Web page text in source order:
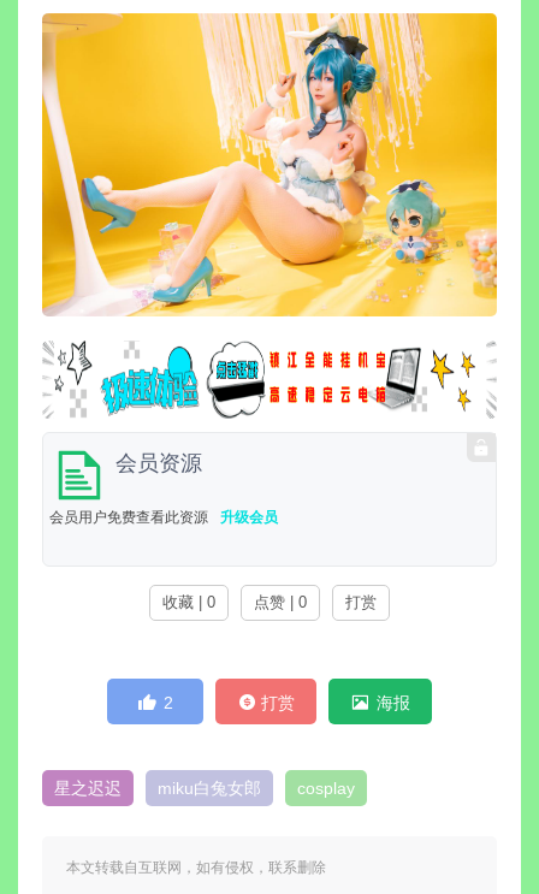
会员资源
会员用户免费查看此资源 升级会员
收藏 | 0 点赞 | 0 打赏
2 打赏 海报
星之迟迟 miku白兔女郎 cosplay
本文转载自互联网，如有侵权，联系删除